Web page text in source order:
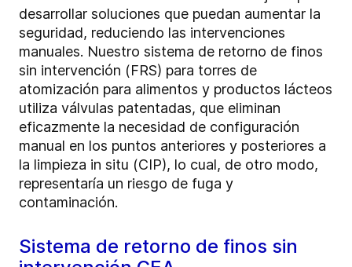
desarrollar soluciones que puedan aumentar la
seguridad, reduciendo las intervenciones
manuales. Nuestro sistema de retorno de finos
sin intervención (FRS) para torres de
atomización para alimentos y productos lácteos
utiliza válvulas patentadas, que eliminan
eficazmente la necesidad de configuración
manual en los puntos anteriores y posteriores a
la limpieza in situ (CIP), lo cual, de otro modo,
representaría un riesgo de fuga y
contaminación.
Sistema de retorno de finos sin